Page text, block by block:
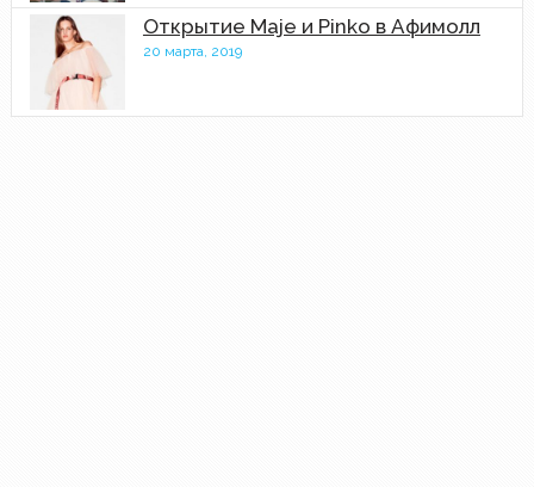
Открытие Maje и Pinko в Афимолл
20 марта, 2019